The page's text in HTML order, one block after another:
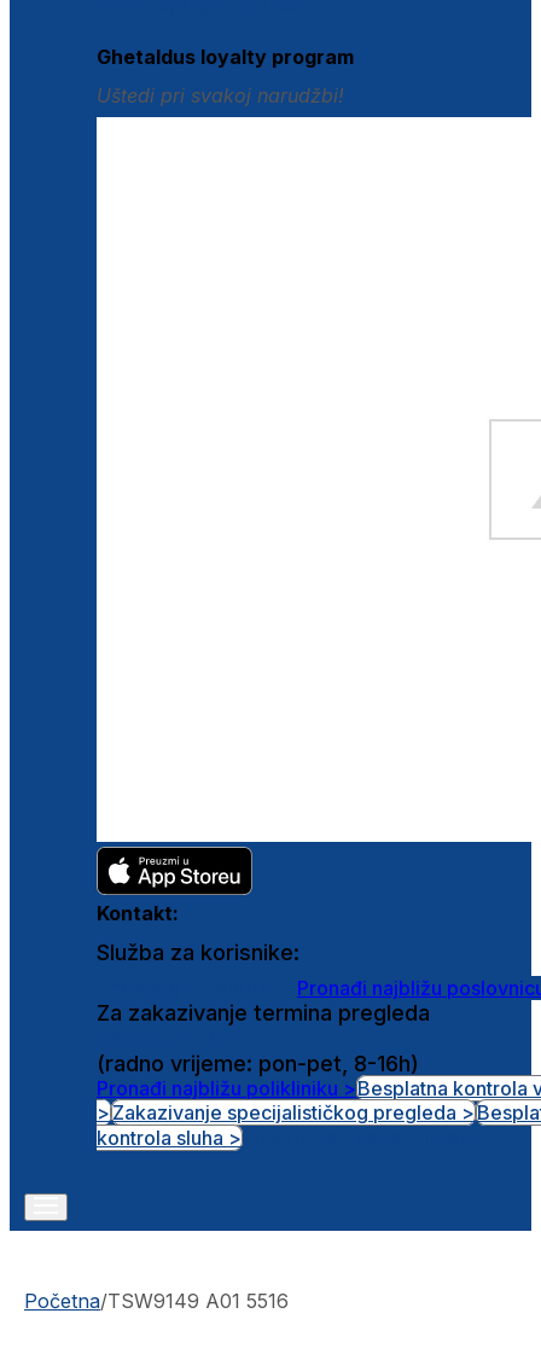
Ghetaldus loyalty program
Uštedi pri svakoj narudžbi!
Kontakt:
Služba za korisnike:
Pronađi najbližu
Za zakazivanje termina pregleda
(radno vrijeme: pon-pet, 8-16h)
Pronađi najbližu polikliniku >Besplatna kontrola
>Zakazivanje specijalističkog pregleda >
kontrola sluha >
Početna/TSW9149 A01 5516